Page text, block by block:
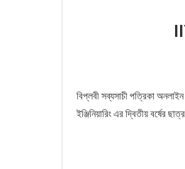
বিপ্লবী সব্যসাচী পত্রিকা
ইঞ্জিনিয়ারিং এর দ্বিতীয় বর্ষের